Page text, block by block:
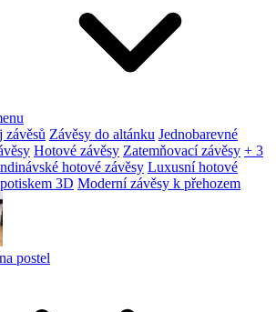
závěsů Závěsy do altánku Jednobarevné
Hotové závěsy Zatemňovací závěsy + 3
hotové závěsy Luxusní hotové
3D Moderní závěsy k přehozem
postel